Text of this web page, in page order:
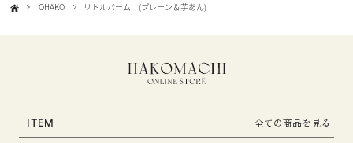
OHAKO リトルバーム (プレーン＆芋あん)
ITEM 全ての商品を見る